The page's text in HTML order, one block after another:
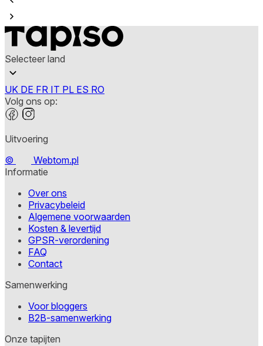
Selecteer land
UK DE FR IT PL ES RO
Volg ons op:
Uitvoering
©
Webtom.pl
Informatie
Over ons
Privacybeleid
Algemene voorwaarden
Kosten & levertijd
GPSR-verordening
FAQ
Contact
Samenwerking
Voor bloggers
B2B-samenwerking
Onze tapijten